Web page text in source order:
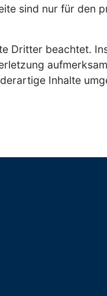
sind nur für den
Dritter beachtet.
Inhalte